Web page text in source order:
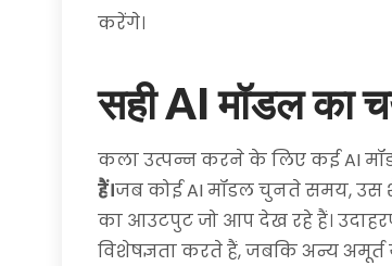
करेंगे।
सही AI मॉडल का
कला उत्पन्न करने के लिए कई AI
हैं।जब कोई AI मॉडल चुनते समय, उस
का आउटपुट जो आप देख रहे हैं।
विशेषज्ञता करते हैं, जबकि अन्य